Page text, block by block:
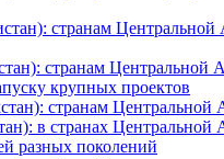
странам
странам Центральной
крупных проектов
странам Центральной
в странах
разных поколений